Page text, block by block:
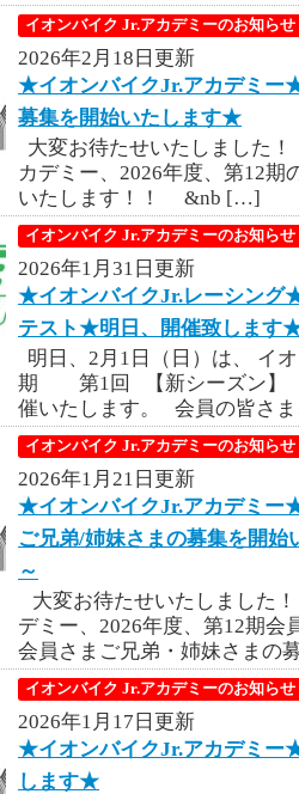
イオンバイク Jr.アカデミーのお知らせ
2026年2月18日更新
★イオンバイクJr.アカデミー
募集を開始いたします★
大変お待たせいたしました
カデミー、2026年度、第12期
いたします！！ &nb […]
イオンバイク Jr.アカデミーのお知らせ
2026年1月31日更新
★イオンバイクJr.レーシン
テスト★明日、開催致します
明日、2月1日（日）は、 イ
期 第1回 【新シーズン】
催いたします。 会員の皆さ
イオンバイク Jr.アカデミーのお知らせ
2026年1月21日更新
★イオンバイクJr.アカデミ
ご兄弟/姉妹さまの募集を開
～
大変お待たせいたしました
デミー、2026年度、第12期
会員さまご兄弟・姉妹さま
イオンバイク Jr.アカデミーのお知らせ
2026年1月17日更新
★イオンバイクJr.アカデミ
します★